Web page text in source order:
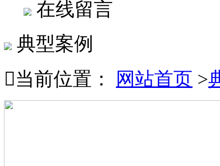
在线留言
典型案例
当前位置： 网站首页 >